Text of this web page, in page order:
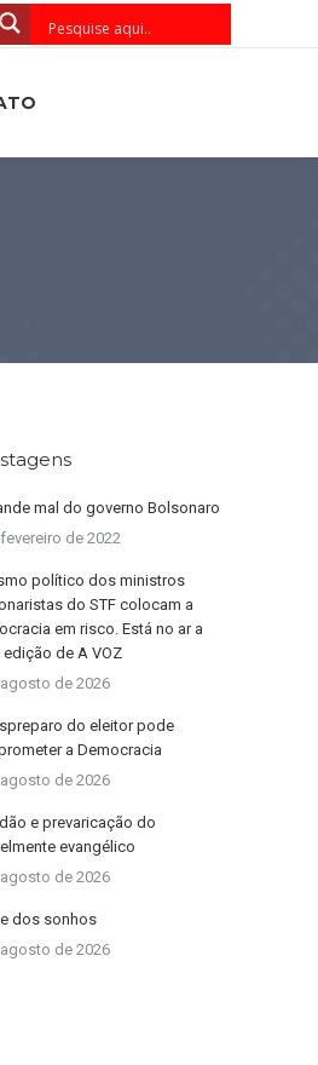
mal do governo Bolsonaro
de 2022
político dos ministros
do STF colocam a
em risco. Está no ar a
edição de A VOZ
de 2026
do eleitor pode
a Democracia
de 2026
e prevaricação do
evangélico
de 2026
dos sonhos
de 2026